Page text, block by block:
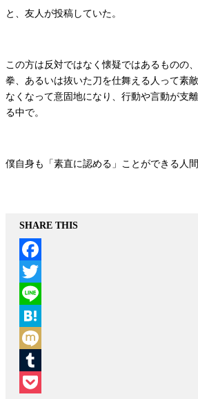
と、友人が投稿していた。
この方は反対ではなく懐疑ではあるものの
拳、あるいは抜いた刀を仕舞える人って素
なくなって意固地になり、行動や言動が支
る中で。
僕自身も「素直に認める」ことができる人
SHARE THIS
Facebook
Twitter
Line
Hatena
Mixi
Tumblr